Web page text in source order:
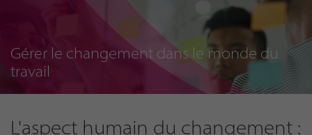
Gérer le changement dans le monde du
travail
L'aspect humain du changement :